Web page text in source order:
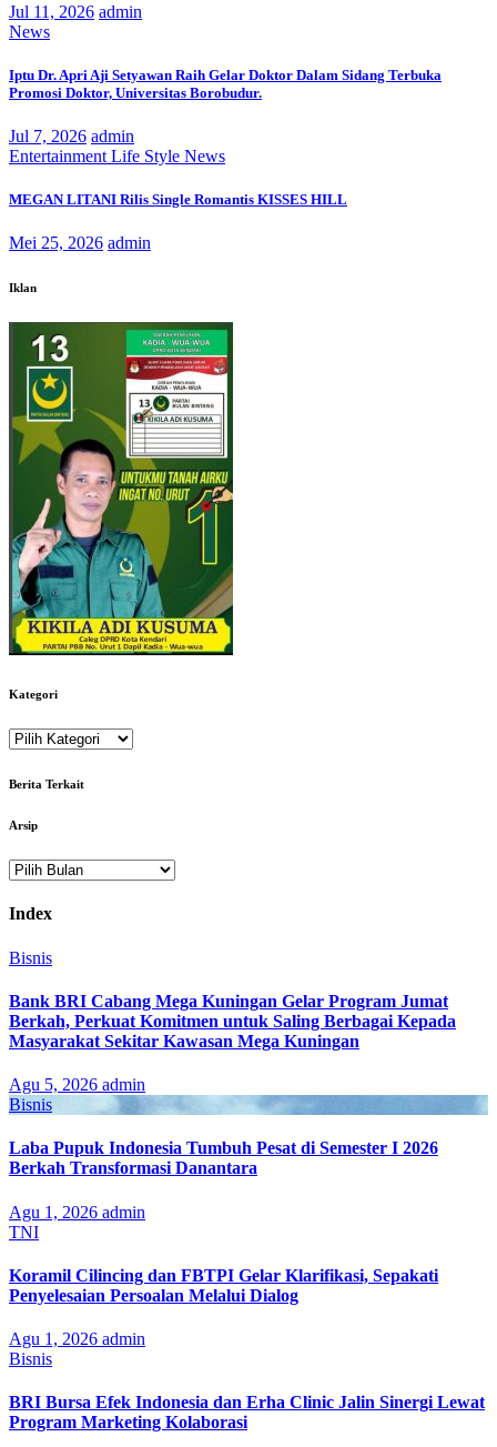
Jul 11, 2026 admin
News
Iptu Dr. Apri Aji Setyawan Raih Gelar Doktor Dalam Sidang Terbuka
Promosi Doktor, Universitas Borobudur.
Jul 7, 2026 admin
Entertainment Life Style News
MEGAN LITANI Rilis Single Romantis KISSES HILL
Mei 25, 2026 admin
Iklan
Kategori
Kategori
Berita Terkait
Arsip
Arsip
Index
Bisnis
Bank BRI Cabang Mega Kuningan Gelar Program Jumat
Berkah, Perkuat Komitmen untuk Saling Berbagai Kepada
Masyarakat Sekitar Kawasan Mega Kuningan
Agu 5, 2026 admin
Bisnis
Laba Pupuk Indonesia Tumbuh Pesat di Semester I 2026
Berkah Transformasi Danantara
Agu 1, 2026 admin
TNI
Koramil Cilincing dan FBTPI Gelar Klarifikasi, Sepakati
Penyelesaian Persoalan Melalui Dialog
Agu 1, 2026 admin
Bisnis
BRI Bursa Efek Indonesia dan Erha Clinic Jalin Sinergi Lewat
Program Marketing Kolaborasi